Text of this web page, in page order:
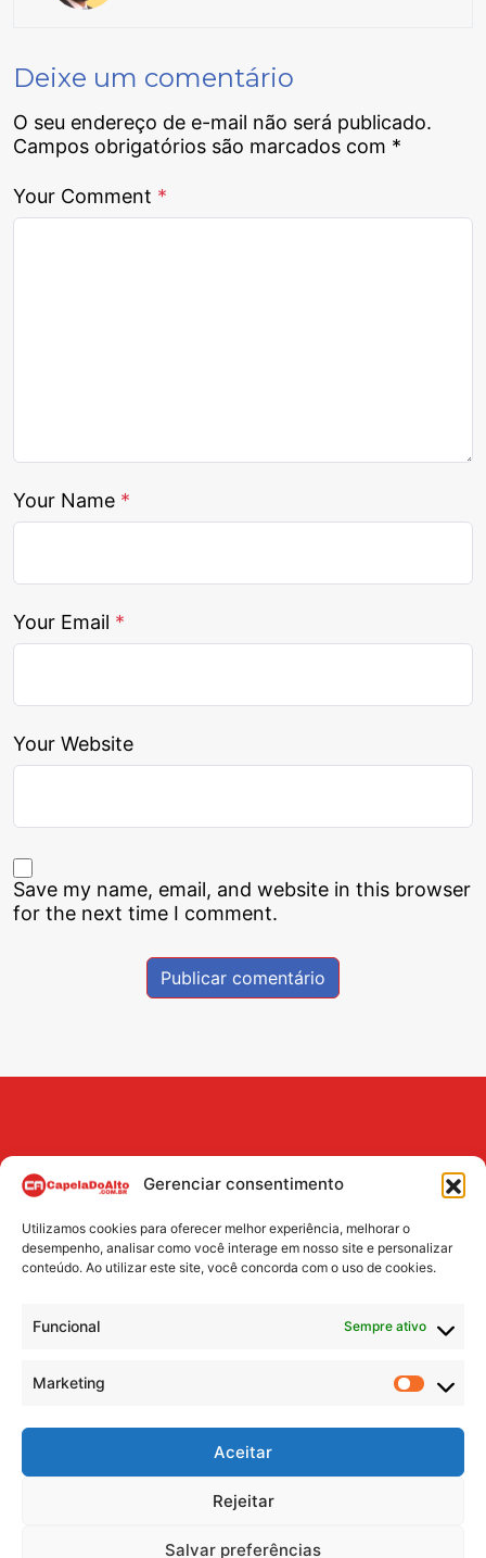
Gerenciar consentimento
Utilizamos cookies para oferecer melhor experiência, melhorar o
desempenho, analisar como você interage em nosso site e personalizar
conteúdo. Ao utilizar este site, você concorda com o uso de cookies.
Funcional Sempre ativo
Marketing
Aceitar
Rejeitar
Salvar preferências
Deixe um comentário
O seu endereço de e-mail não será publicado.
Campos obrigatórios são marcados com *
Your Comment *
Your Name *
Your Email *
Your Website
Save my name, email, and website in this browser
for the next time I comment.
Search
2009-2026 © Portal CapelaDoAlto
Capela do Alto, SP